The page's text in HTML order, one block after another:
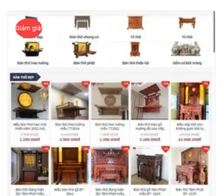
Giảm giá!